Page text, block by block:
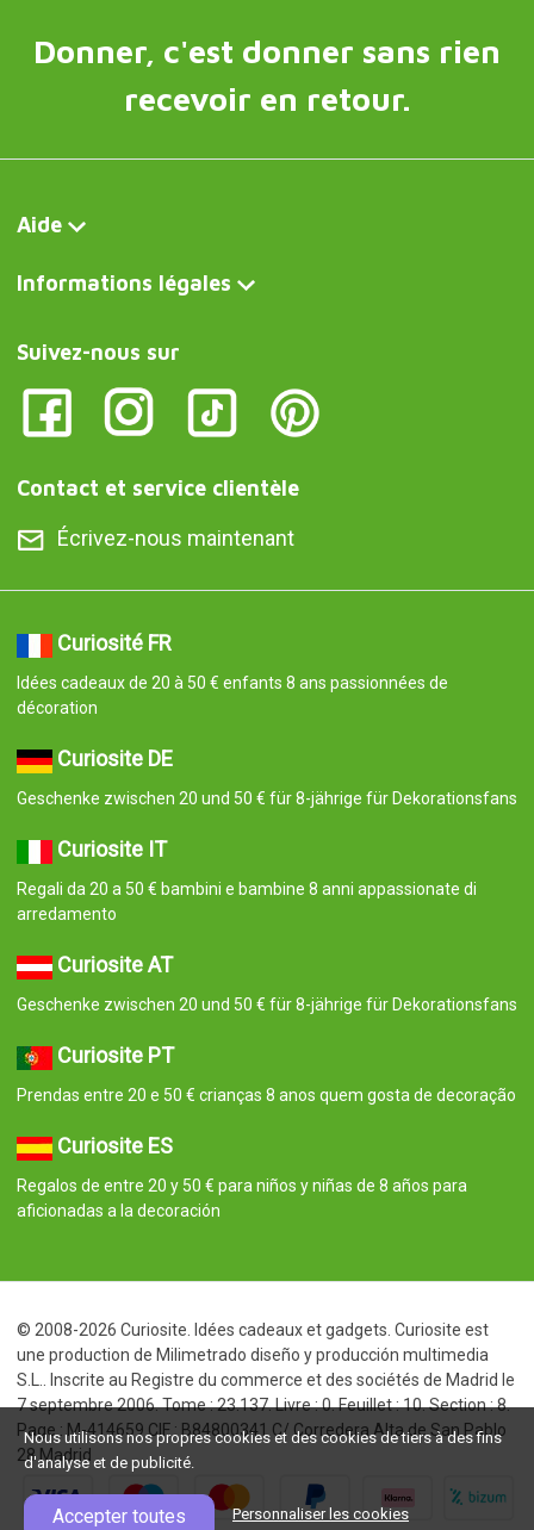
Donner, c'est donner sans rien
recevoir en retour.
Aide
Informations légales
Suivez-nous sur
Contact et service clientèle
Écrivez-nous maintenant
Curiosité FR
Idées cadeaux de 20 à 50 € enfants 8 ans passionnées de
décoration
Curiosite DE
Geschenke zwischen 20 und 50 € für 8-jährige für Dekorationsfans
Curiosite IT
Regali da 20 a 50 € bambini e bambine 8 anni appassionate di
arredamento
Curiosite AT
Geschenke zwischen 20 und 50 € für 8-jährige für Dekorationsfans
Curiosite PT
Prendas entre 20 e 50 € crianças 8 anos quem gosta de decoração
Curiosite ES
Regalos de entre 20 y 50 € para niños y niñas de 8 años para
aficionadas a la decoración
© 2008-2026 Curiosite. Idées cadeaux et gadgets. Curiosite est
une production de Milimetrado diseño y producción multimedia
S.L.. Inscrite au Registre du commerce et des sociétés de Madrid le
7 septembre 2006. Tome : 23.137. Livre : 0. Feuillet : 10. Section : 8.
Page : M-414659 CIF : B84800341 C/ Corredera Alta de San Pablo
28 Madrid
Nous utilisons nos propres cookies et des cookies de tiers à des fins
d'analyse et de publicité.
Accepter toutes Personnaliser les cookies